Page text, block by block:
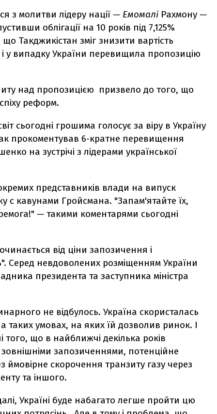
з молитви лідеру нації — Емомалі Рахмону —
облігації на 10 років під 7,125%
Такджикістан зміг знизити вартість
у випадку України перевищила пропозицію
над пропозицією призвело до того, що
реформ.
сьогодні грошима голосує за віру в Україну
прокоментував 6-кратне перевищення
на зустрічі з лідерами української
представників влади на випуск
с кавунами Гройсмана. "Запам'ятайте їх,
— такими коментарями сьогодні
від ціни запозичення і
Серед невдоволених розміщенням України
президента та заступника міністра
не відбулось. Україна скористалась
умовах, на яких їй дозволив ринок. І
що в найближчі декілька років
запозиченнями, потенційне
скорочення транзиту газу через
та іншого.
Україні буде набагато легше пройти цю